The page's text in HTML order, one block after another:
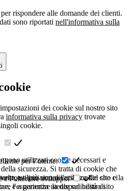
rispondere alle domande dei clienti.
sono riportati nell'informativa sulla
dei cookie sul nostro sito
informativa sulla privacy trovate
cookie.
utilizzati cookie necessari e
sicurezza. Si tratta di cookie che
o più sicuro l'utilizzo del sito e la
e a garantire la disponibilità di
per l’utente.
utilizziamo diversi cookie che ci
l'esperienza utente sul nostro sito
e l’ulteriore sviluppo.